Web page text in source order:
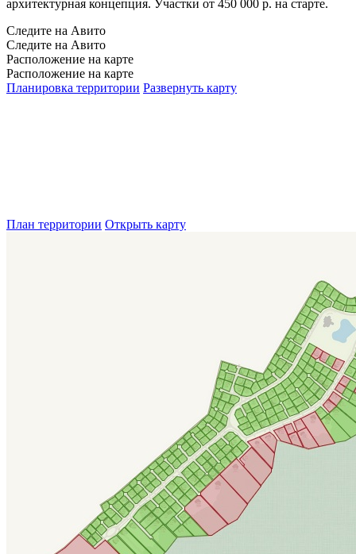
архитектурная концепция. Участки от 450 000 р. на старте.
Следите на Авито
Следите на Авито
Расположение на карте
Расположение на карте
Планировка территории Развернуть карту
План территории Открыть карту